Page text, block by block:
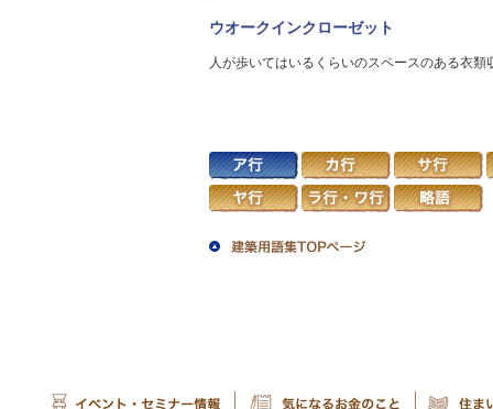
ウオークインクローゼット
人が歩いてはいるくらいのスペースのある衣類